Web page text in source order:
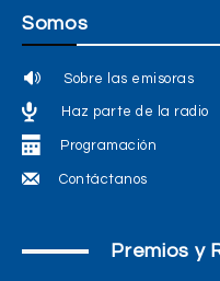
Somos
Sobre las emisoras
Haz parte de la radio
Programación
Contáctanos
Premios y